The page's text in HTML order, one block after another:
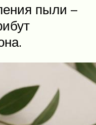
пыли –